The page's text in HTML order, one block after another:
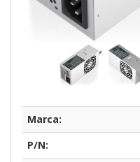
Marca:
P/N: